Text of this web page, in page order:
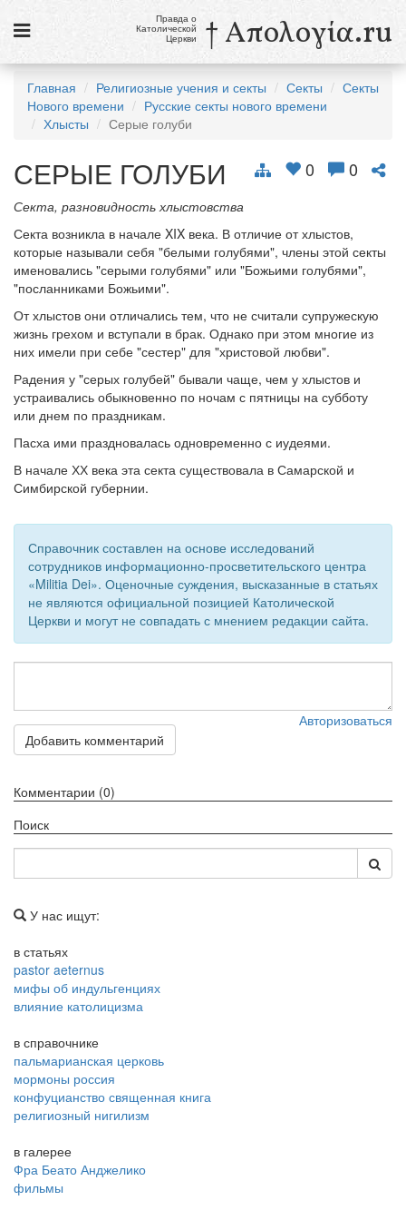
Новости
Галерея
Ссылки
Религиозные учения и секты, справочник
7 августа
Свв. Сикст II, папа, и сподвижники его, мученики
Св. Каэтан, священник
см. календарь
mail@apologia.ru
Отправить сообщение
Вход
Правда о
Католической
Церкви † Απολογία.ru
Главная Религиозные учения и секты Секты
Секты
Нового времени
Русские секты нового времени
Хлысты
Серые голуби
0 0
СЕРЫЕ ГОЛУБИ
Секта, разновидность хлыстовства
Секта возникла в начале XIX века. В отличие от хлыстов,
которые называли себя "белыми голубями", члены этой секты
именовались "серыми голубями" или "Божьими голубями",
"посланниками Божьими".
От хлыстов они отличались тем, что не считали супружескую
жизнь грехом и вступали в брак. Однако при этом многие из
них имели при себе "сестер" для "христовой любви".
Радения у "серых голубей" бывали чаще, чем у хлыстов и
устраивались обыкновенно по ночам с пятницы на субботу
или днем по праздникам.
Пасха ими праздновалась одновременно с иудеями.
В начале ХХ века эта секта существовала в Самарской и
Симбирской губернии.
Справочник составлен на основе исследований
сотрудников информационно-просветительского центра
«Militia Dei». Оценочные суждения, высказанные в статьях
не являются официальной позицией Католической
Церкви и могут не совпадать с мнением редакции сайта.
Авторизоваться
Добавить комментарий
Комментарии (0)
Поиск
У нас ищут:
в статьях
pastor aeternus
мифы об индульгенциях
влияние католицизма
в справочнике
пальмарианская церковь
мормоны россия
конфуцианство священная книга
религиозный нигилизм
в галерее
Фра Беато Анджелико
фильмы